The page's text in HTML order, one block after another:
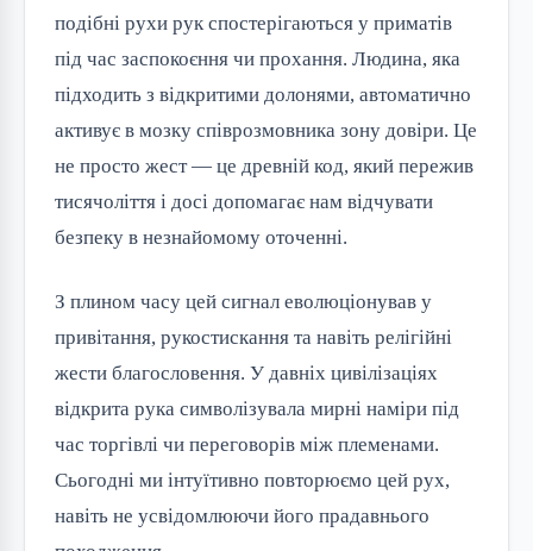
подібні рухи рук спостерігаються у приматів
під час заспокоєння чи прохання. Людина, яка
підходить з відкритими долонями, автоматично
активує в мозку співрозмовника зону довіри. Це
не просто жест — це древній код, який пережив
тисячоліття і досі допомагає нам відчувати
безпеку в незнайомому оточенні.
З плином часу цей сигнал еволюціонував у
привітання, рукостискання та навіть релігійні
жести благословення. У давніх цивілізаціях
відкрита рука символізувала мирні наміри під
час торгівлі чи переговорів між племенами.
Сьогодні ми інтуїтивно повторюємо цей рух,
навіть не усвідомлюючи його прадавнього